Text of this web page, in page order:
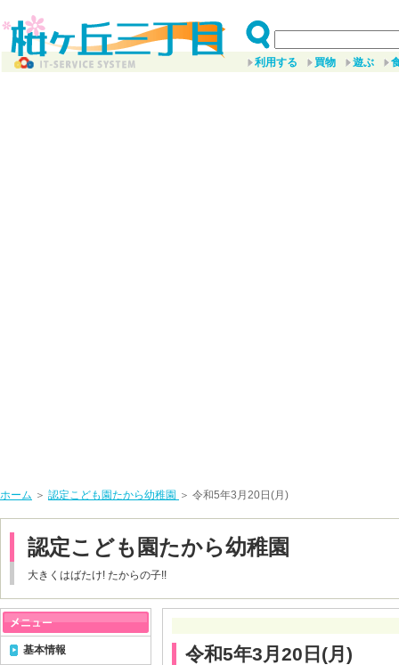
利用する 買物 遊ぶ
ホーム ＞ 認定こども園たから幼稚園 ＞ 令和5年3月20日(月)
認定こども園たから幼稚園
大きくはばたけ! たからの子!!
令和5年3月20日(月)
基本情報